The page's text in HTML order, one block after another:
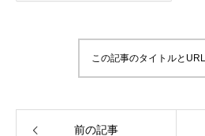
この記事のタイトルと
前の記事